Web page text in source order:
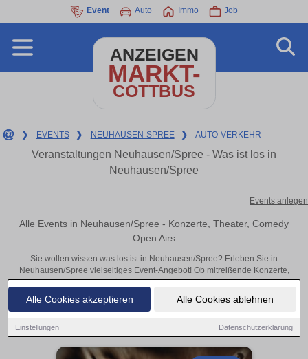
Alle Cookies akzeptieren Alle Cookies ablehnen
Einstellungen Datenschutzerklärung
Event Auto Immo Job
ANZEIGEN
MARKT-
COTTBUS
❯ EVENTS ❯ NEUHAUSEN-SPREE ❯ AUTO-VERKEHR
Veranstaltungen Neuhausen/Spree - Was ist los in
Neuhausen/Spree
Events anlegen
Alle Events in Neuhausen/Spree - Konzerte, Theater, Comedy
Open Airs
Sie wollen wissen was los ist in Neuhausen/Spree? Erleben Sie in
Neuhausen/Spree vielseitiges Event-Angebot! Ob mitreißende Konzerte,
inspirierende Theateraufführungen oder aufregende Veranstaltungen in
Neuhausen/Spree – hier finden alles im Überblick und Tickets.